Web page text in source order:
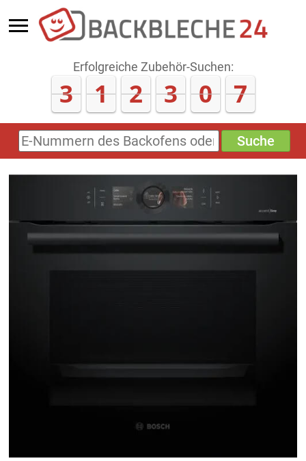
Erfolgreiche Zubehör-Suchen:
3 1 2 3 0 7
E-
Nummern
Sonderzeichen)
Suche